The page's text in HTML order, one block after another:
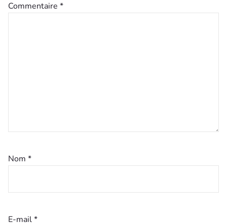
Commentaire *
Nom *
E-mail*